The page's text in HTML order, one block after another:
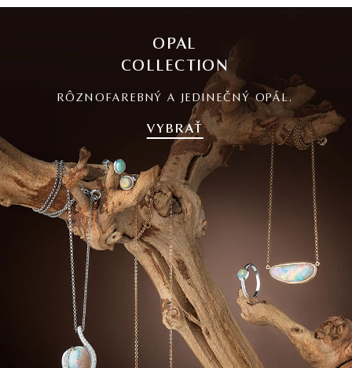
OPAL
COLLECTION
RÔZNOFAREBNÝ A JEDINEČNÝ OPÁL.
VYBRAŤ